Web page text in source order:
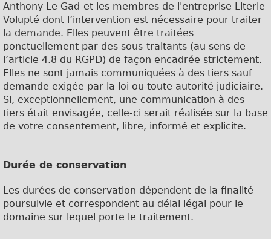
Anthony Le Gad et les membres de l'entreprise Literie
Volupté dont l’intervention est nécessaire pour traiter
la demande. Elles peuvent être traitées
ponctuellement par des sous-traitants (au sens de
l’article 4.8 du RGPD) de façon encadrée strictement.
Elles ne sont jamais communiquées à des tiers sauf
demande exigée par la loi ou toute autorité judiciaire.
Si, exceptionnellement, une communication à des
tiers était envisagée, celle-ci serait réalisée sur la base
de votre consentement, libre, informé et explicite.
Durée de conservation
Les durées de conservation dépendent de la finalité
poursuivie et correspondent au délai légal pour le
domaine sur lequel porte le traitement.